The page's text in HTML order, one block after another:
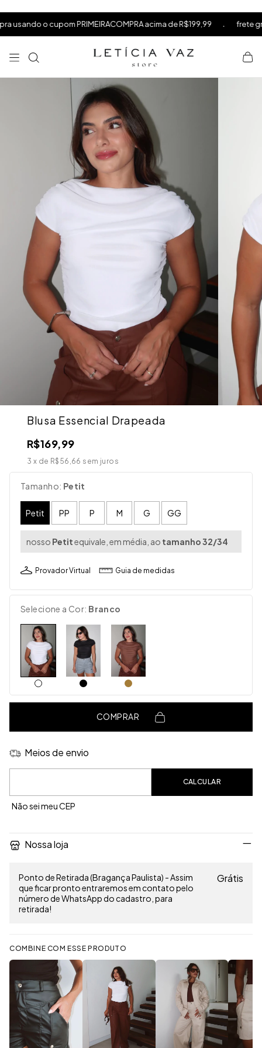
PRIMEIRACOMPRA acima de R$199,99 . frete grátis acima
Blusa Essencial Drapeada
R$169,99
3 x de R$56,66 sem juros
Selecione a Cor: Branco
Tamanho: Petit
Petit PP P M G GG
nosso Petitequivale, em média, ao tamanho 32/34
Provador Virtual Guia de medidas
COMPRAR
Meios de envio
Entregas para o CEP:
CALCULAR
Não sei meu CEP
Nossa loja
Ponto de Retirada (Bragança Paulista) - Assim
que ficar pronto entraremos em contato pelo
número de WhatsApp do cadastro, para
retirada!
Grátis
COMBINE COM ESSE PRODUTO